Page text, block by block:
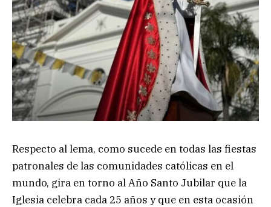
Respecto al lema, como sucede en todas las fiestas
patronales de las comunidades católicas en el
mundo, gira en torno al Año Santo Jubilar que la
Iglesia celebra cada 25 años y que en esta ocasión